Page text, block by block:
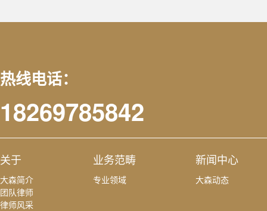
热线电话：
18269785842
关于
大森简介
团队律师
律师风采
业务范畴
专业领域
新闻中心
大森动态